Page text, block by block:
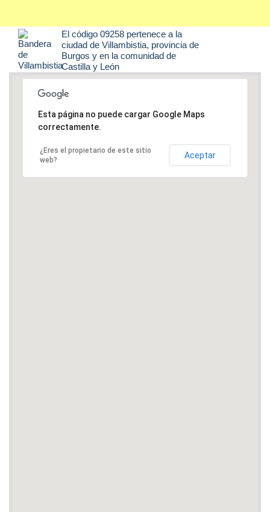
El código 09258 pertenece a la
ciudad de Villambistia, provincia de
Burgos y en la comunidad de
Castilla y León
Esta página no puede cargar Google Maps
correctamente.
¿Eres el propietario de este sitio
web?
Aceptar